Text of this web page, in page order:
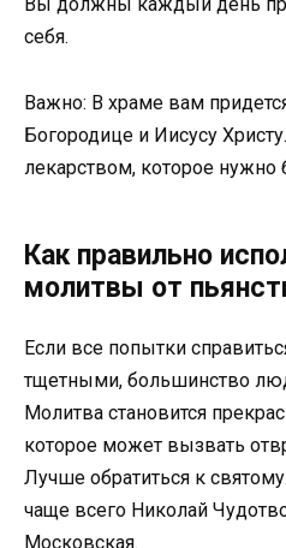
Вы должны каждый день
себя.
Важно: В храме вам
Богородице и Иисусу
лекарством, которое нужно
Как правильно
молитвы от
Если все попытки
тщетными, большинство
Молитва становится
которое может вызвать
Лучше обратиться к
чаще всего Николай
Московская.